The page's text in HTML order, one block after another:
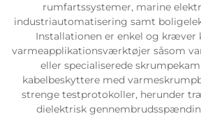
rumfartssystemer, marine
industriautomatisering samt
Installationen er enkel og kræver
varmeapplikationsværktøjer såsom
eller specialiserede
kabelbeskyttere med
strenge testprotokoller, herunder
dielektrisk